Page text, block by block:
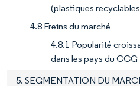
(plastiques
4.8 Freins du marché
4.8.1 Popularité
dans les pays du CCG
5. SEGMENTATION DU